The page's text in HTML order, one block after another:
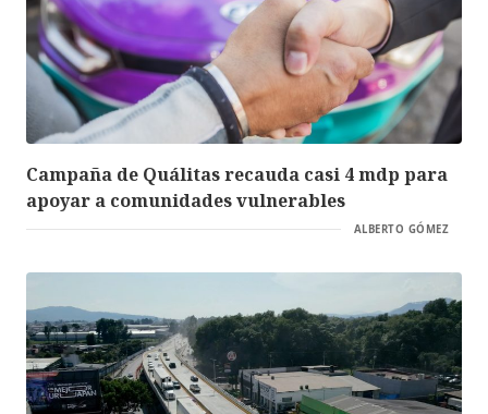
Campaña de Quálitas recauda casi 4 mdp para
apoyar a comunidades vulnerables
ALBERTO GÓMEZ